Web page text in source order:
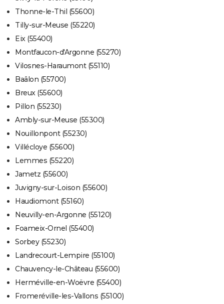
Thonne-le-Thil (55600)
Tilly-sur-Meuse (55220)
Eix (55400)
Montfaucon-d'Argonne (55270)
Vilosnes-Haraumont (55110)
Baâlon (55700)
Breux (55600)
Pillon (55230)
Ambly-sur-Meuse (55300)
Nouillonpont (55230)
Villécloye (55600)
Lemmes (55220)
Jametz (55600)
Juvigny-sur-Loison (55600)
Haudiomont (55160)
Neuvilly-en-Argonne (55120)
Foameix-Ornel (55400)
Sorbey (55230)
Landrecourt-Lempire (55100)
Chauvency-le-Château (55600)
Herméville-en-Woëvre (55400)
Fromeréville-les-Vallons (55100)